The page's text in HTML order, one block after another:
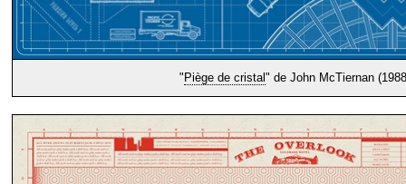
" Piège de cristal" de John McTiernan